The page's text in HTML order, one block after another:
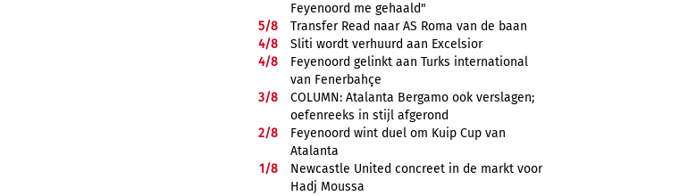
Feyenoord me gehaald"
5/8
Transfer Read naar AS Roma van de baan
4/8
Sliti wordt verhuurd aan Excelsior
4/8
Feyenoord gelinkt aan Turks international
van Fenerbahçe
3/8
COLUMN: Atalanta Bergamo ook verslagen;
oefenreeks in stijl afgerond
2/8
Feyenoord wint duel om Kuip Cup van
Atalanta
1/8
Newcastle United concreet in de markt voor
Hadj Moussa